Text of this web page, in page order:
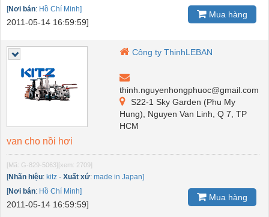
[Nơi bán: Hồ Chí Minh]
2011-05-14 16:59:59]
Mua hàng
Công ty ThinhLEBAN
thinh.nguyenhongphuoc@gmail.com
S22-1 Sky Garden (Phu My
Hung), Nguyen Van Linh, Q 7, TP
HCM
van cho nồi hơi
[Mã: G-829-5063][xem: 2709]
[Nhãn hiệu: kitz - Xuất xứ: made in Japan]
[Nơi bán: Hồ Chí Minh]
2011-05-14 16:59:59]
Mua hàng